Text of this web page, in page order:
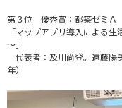
第３位 優秀賞：都築ゼミＡ
「マップアプリ導入による
～」
代表者：及川尚登。遠藤陽
年）